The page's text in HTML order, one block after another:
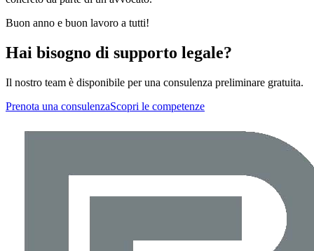
Buon anno e buon lavoro a tutti!
Hai bisogno di supporto legale?
Il nostro team è disponibile per una consulenza preliminare gratuita.
Prenota una consulenzaScopri le competenze